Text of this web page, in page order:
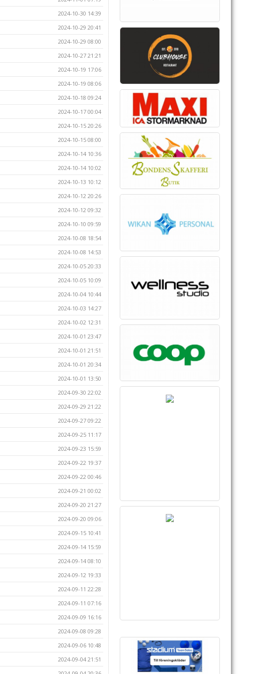
2024-10-30 14:39
2024-10-29 20:41
2024-10-29 08:00
2024-10-27 21:21
2024-10-19 17:06
2024-10-19 08:06
2024-10-18 09:24
2024-10-17 00:04
2024-10-15 20:26
2024-10-15 08:00
2024-10-14 10:36
2024-10-14 10:02
2024-10-13 10:12
2024-10-12 20:26
2024-10-12 09:32
2024-10-10 09:59
2024-10-08 18:54
2024-10-08 14:53
2024-10-05 20:33
2024-10-05 10:09
2024-10-04 10:44
2024-10-03 14:27
2024-10-02 12:31
2024-10-01 23:47
2024-10-01 21:51
2024-10-01 20:34
2024-10-01 13:50
2024-09-30 22:02
2024-09-29 21:22
2024-09-27 09:22
2024-09-25 11:17
2024-09-23 15:59
2024-09-22 19:37
2024-09-22 00:46
2024-09-21 00:02
2024-09-20 21:27
2024-09-20 09:06
2024-09-15 10:41
2024-09-14 15:59
2024-09-14 08:10
2024-09-12 19:33
2024-09-11 22:28
2024-09-11 07:16
2024-09-09 16:16
2024-09-08 09:28
2024-09-06 10:48
2024-09-04 21:51